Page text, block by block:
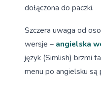
dołączona do paczki.
Szczera uwaga od
wersje – angielska
język (Simlish) brzmi
menu po angielsku są